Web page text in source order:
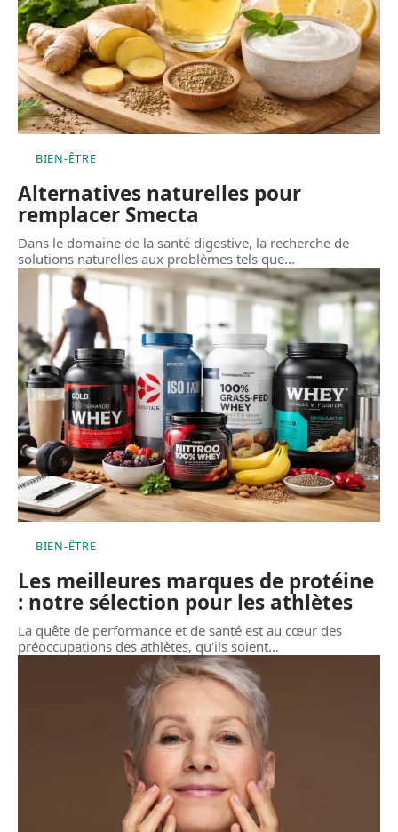
BIEN-ÊTRE
Alternatives naturelles pour
remplacer Smecta
Dans le domaine de la santé digestive, la recherche de
solutions naturelles aux problèmes tels que…
BIEN-ÊTRE
Les meilleures marques de protéine
: notre sélection pour les athlètes
La quête de performance et de santé est au cœur des
préoccupations des athlètes, qu'ils soient…